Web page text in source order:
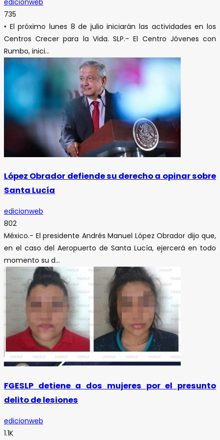
735
• El próximo lunes 8 de julio iniciarán las actividades en los
Centros Crecer para la Vida. SLP.- El Centro Jóvenes con
Rumbo, inici...
López Obrador defiende su derecho a opinar sobre
Santa Lucía
edicionweb
802
México.- El presidente Andrés Manuel López Obrador dijo que,
en el caso del Aeropuerto de Santa Lucía, ejercerá en todo
momento su d...
FGESLP detiene a dos mujeres por el presunto
delito de lesiones
edicionweb
1.1K